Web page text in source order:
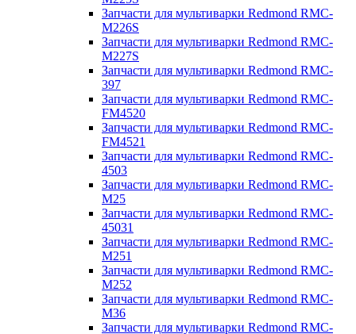
Запчасти для мультиварки Redmond RMC-
M226S
Запчасти для мультиварки Redmond RMC-
M227S
Запчасти для мультиварки Redmond RMC-
397
Запчасти для мультиварки Redmond RMC-
FM4520
Запчасти для мультиварки Redmond RMC-
FM4521
Запчасти для мультиварки Redmond RMC-
4503
Запчасти для мультиварки Redmond RMC-
M25
Запчасти для мультиварки Redmond RMC-
45031
Запчасти для мультиварки Redmond RMC-
M251
Запчасти для мультиварки Redmond RMC-
M252
Запчасти для мультиварки Redmond RMC-
M36
Запчасти для мультиварки Redmond RMC-